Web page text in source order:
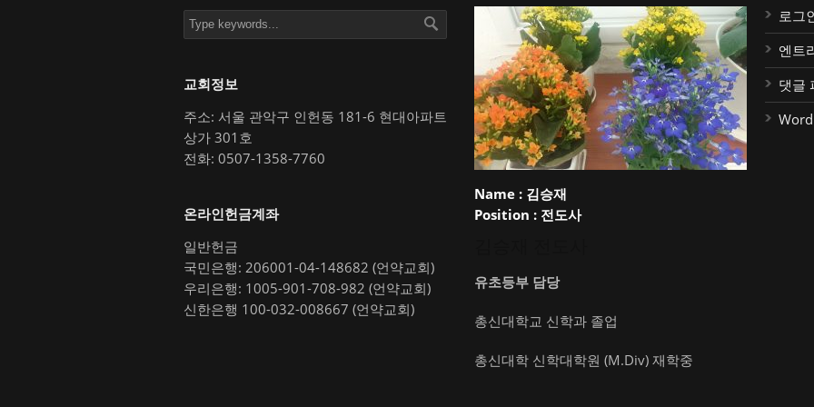
교회정보
주소: 서울 관악구 인헌동 181-6 현대아파트
상가 301호
전화: 0507-1358-7760
온라인헌금계좌
일반헌금
국민은행: 206001-04-148682 (언약교회)
우리은행: 1005-901-708-982 (언약교회)
신한은행 100-032-008667 (언약교회)
Name :김승재
Position :전도사
유초등부 담당
총신대학교 신학과 졸업
총신대학 신학대학원 (M.Div) 재학중
로그
엔트
댓글